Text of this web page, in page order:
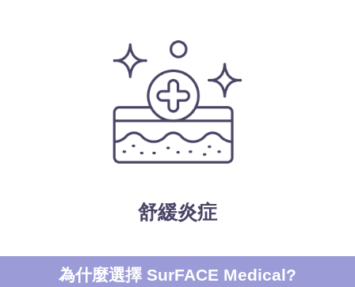
舒緩炎症
為什麼選擇 SurFACE Medical?